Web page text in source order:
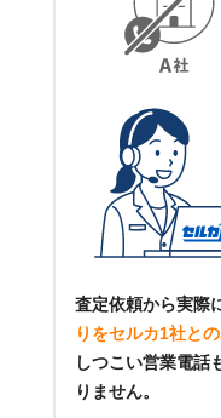
査定依頼から実際
りをセルカ1社と
しつこい営業電話
りません。